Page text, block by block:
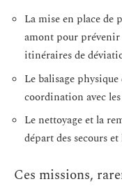
La mise en place de
amont pour prévenir
itinéraires de
Le balisage
coordination avec
Le nettoyage et la
départ des secours
Ces missions,